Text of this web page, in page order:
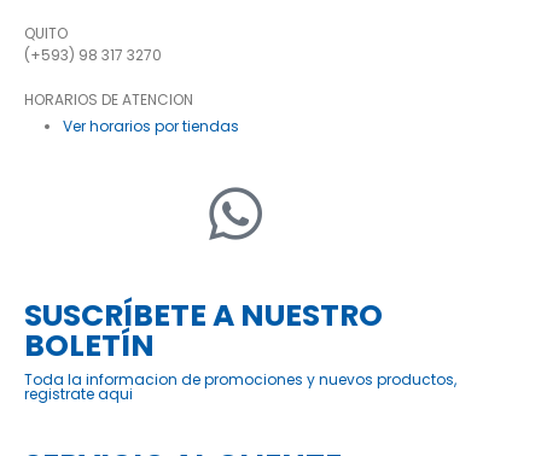
AÑADIR AL CARRITO